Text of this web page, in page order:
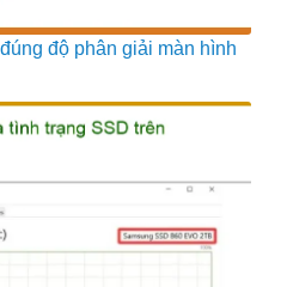
độ phân giải màn hình